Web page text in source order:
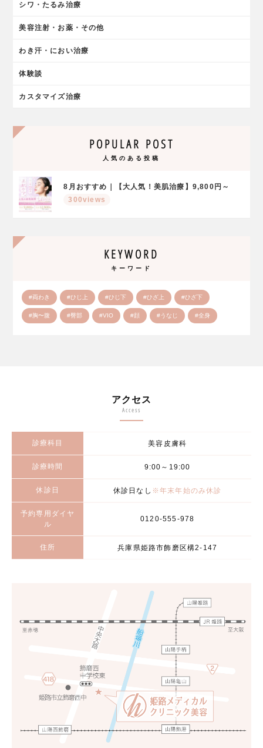
シワ・たるみ治療
美容注射・お薬・その他
わき汗・におい治療
体験談
カスタマイズ治療
POPULAR POST
人気のある投稿
8月おすすめ｜【大人気！美肌治療】9,800円～
300views
KEYWORD
キーワード
#両わき #ひじ上 #ひじ下 #ひざ上 #ひざ下
#胸〜腹 #臀部 #VIO #顔 #うなじ #全身
アクセス
Access
診療科目 美容皮膚科
診療時間 9:00～19:00
休診日 休診日なし ※年末年始のみ休診
予約専用ダイヤ
ル
0120-555-978
住所 兵庫県姫路市飾磨区構2-147